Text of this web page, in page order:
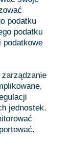
podatku
podatku
zarządzanie
jednostek.